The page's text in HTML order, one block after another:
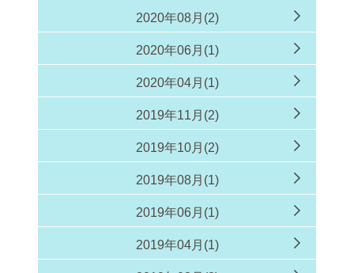
2020年08月(2)
2020年06月(1)
2020年04月(1)
2019年11月(2)
2019年10月(2)
2019年08月(1)
2019年06月(1)
2019年04月(1)